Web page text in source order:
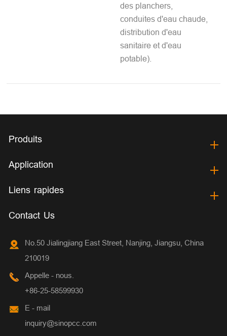
des planchers,
conduites d'eau chaude,
distribution d'eau
sanitaire et d'eau
potable).
Produits
Application
Liens rapides
Contact Us
No.50 Jialingjiang East Street, Nanjing, Jiangsu, China
210019
Appelle - nous.
+86-25-58599930
E - mail
inquiry@sinopcc.com